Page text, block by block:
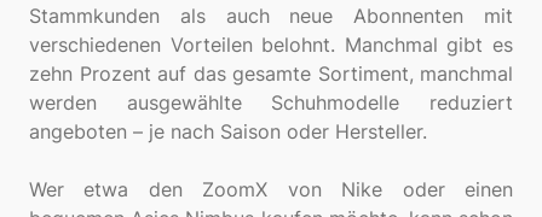
Stammkunden als auch neue Abonnenten mit
verschiedenen Vorteilen belohnt. Manchmal gibt es
zehn Prozent auf das gesamte Sortiment, manchmal
werden ausgewählte Schuhmodelle reduziert
angeboten – je nach Saison oder Hersteller.
Wer etwa den ZoomX von Nike oder einen